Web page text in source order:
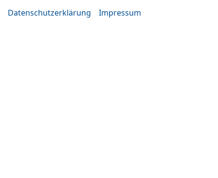
Datenschutzerklärung Impressum